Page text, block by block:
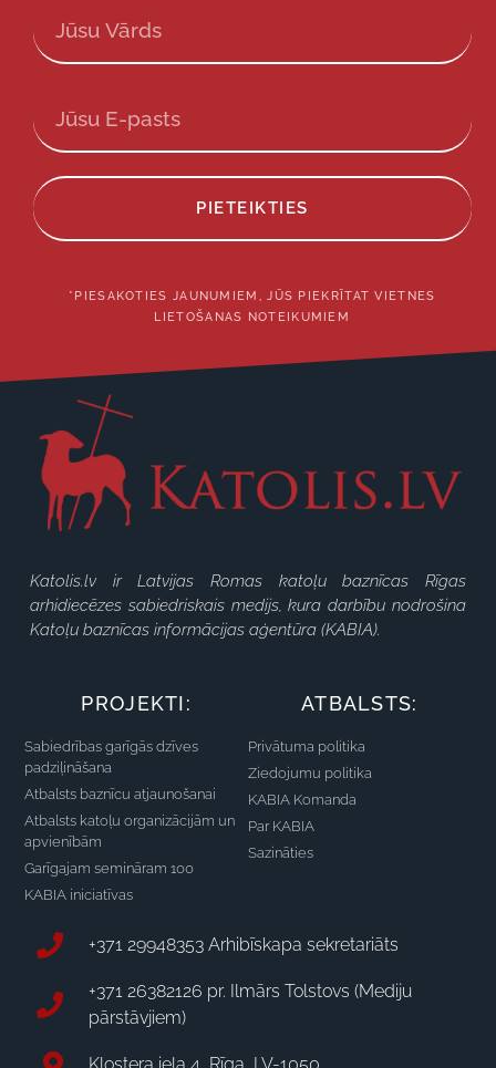
PIETEIKTIES
*PIESAKOTIES JAUNUMIEM, JŪS PIEKRĪTAT VIETNES
LIETOŠANAS NOTEIKUMIEM
Katolis.lv ir Latvijas Romas katoļu baznīcas Rīgas
arhidiecēzes sabiedriskais medijs, kura darbību nodrošina
Katoļu baznīcas informācijas aģentūra (KABIA).
PROJEKTI:
Sabiedrības garīgās dzīves
padziļināšana
Atbalsts baznīcu atjaunošanai
Atbalsts katoļu organizācijām un
apvienībām
Garīgajam semināram 100
KABIA iniciatīvas
ATBALSTS:
Privātuma politika
Ziedojumu politika
KABIA Komanda
Par KABIA
Sazināties
+371 29948353 Arhibīskapa sekretariāts
+371 26382126 pr. Ilmārs Tolstovs (Mediju
pārstāvjiem)